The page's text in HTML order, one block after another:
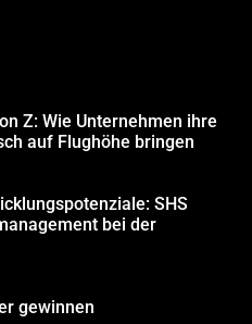
Z: Wie Unternehmen ihre
auf Flughöhe bringen
SHS
bei der
gewinnen